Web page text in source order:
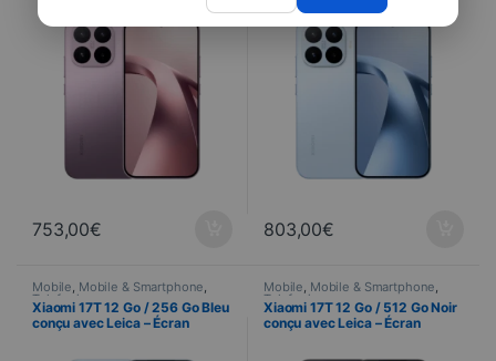
capteur 50 MP
753,00€
capteur 50 MP
803,00€
Mobile, Mobile & Smartphone,
Telefonia
Xiaomi 17T 12 Go / 256 Go Bleu
conçu avec Leica – Écran
Mobile, Mobile & Smartphone,
Telefonia
Xiaomi 17T 12 Go / 512 Go Noir
conçu avec Leica – Écran